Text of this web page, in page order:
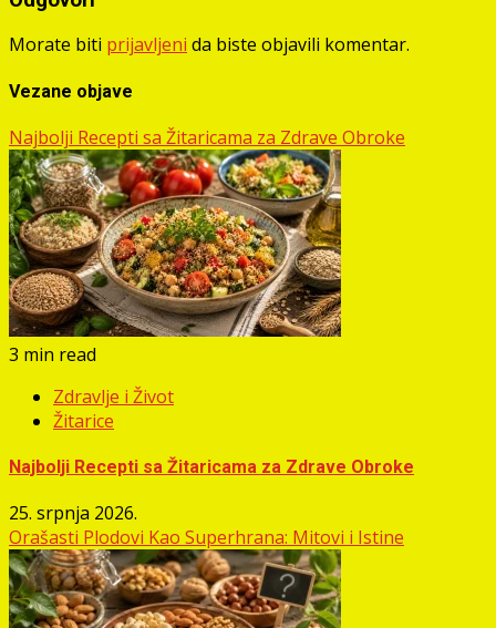
Morate biti prijavljeni da biste objavili komentar.
Vezane objave
Najbolji Recepti sa Žitaricama za Zdrave Obroke
3 min read
Zdravlje i Život
Žitarice
Najbolji Recepti sa Žitaricama za Zdrave Obroke
25. srpnja 2026.
Orašasti Plodovi Kao Superhrana: Mitovi i Istine